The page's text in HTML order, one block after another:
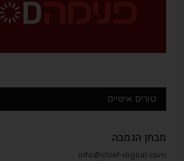
טורים אישיים
מבחן הגמבה
info@chief-digital.com